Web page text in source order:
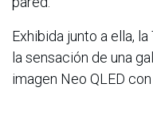
Exhibida junto a ella,
la sensación de una
imagen Neo QLED